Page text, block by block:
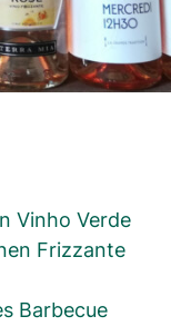
Vinho Verde
Frizzante
Barbecue